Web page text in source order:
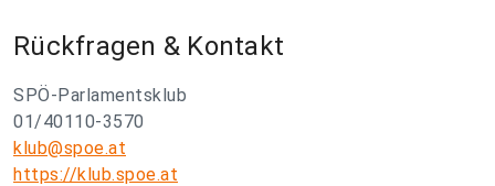
Rückfragen & Kontakt
SPÖ-Parlamentsklub
01/40110-3570
klub@spoe.at
https://klub.spoe.at